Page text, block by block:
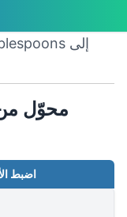
محوّل
اضبط